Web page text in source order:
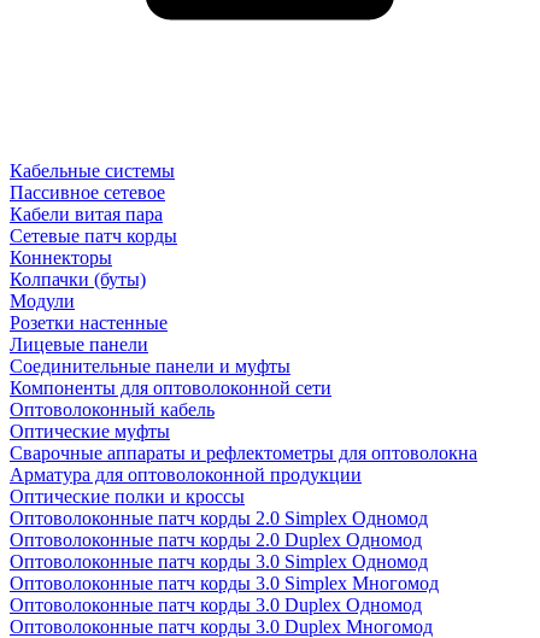
Кабельные системы
Пассивное сетевое
Кабели витая пара
Сетевые патч корды
Коннекторы
Колпачки (буты)
Модули
Розетки настенные
Лицевые панели
Соединительные панели и муфты
Компоненты для оптоволоконной сети
Оптоволоконный кабель
Оптические муфты
Сварочные аппараты и рефлектометры для оптоволокна
Арматура для оптоволоконной продукции
Оптические полки и кроссы
Оптоволоконные патч корды 2.0 Simplex Одномод
Оптоволоконные патч корды 2.0 Duplex Одномод
Оптоволоконные патч корды 3.0 Simplex Одномод
Оптоволоконные патч корды 3.0 Simplex Многомод
Оптоволоконные патч корды 3.0 Duplex Одномод
Оптоволоконные патч корды 3.0 Duplex Многомод